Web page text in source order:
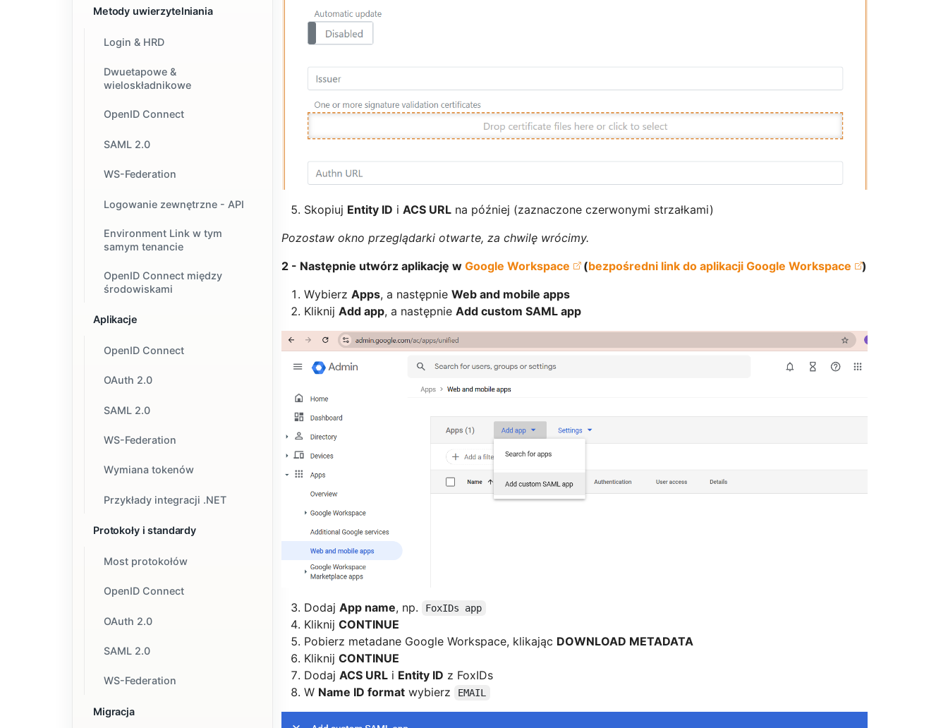
Metody uwierzytelniania
Login & HRD
Dwuetapowe &
wieloskładnikowe
OpenID Connect
SAML 2.0
WS-Federation
Logowanie zewnętrzne - API
Environment Link w tym
samym tenancie
OpenID Connect między
środowiskami
Aplikacje
OpenID Connect
OAuth 2.0
SAML 2.0
WS-Federation
Wymiana tokenów
Przykłady integracji .NET
Protokoły i standardy
Most protokołów
OpenID Connect
OAuth 2.0
SAML 2.0
WS-Federation
Migracja
Skopiuj Entity ID i ACS URL na później (zaznaczone czerwonymi strzałkami)
Pozostaw okno przeglądarki otwarte, za chwilę wrócimy.
2 - Następnie utwórz aplikację w Google Workspace (bezpośredni link do aplikacji Google Workspace
)
Wybierz Apps, a następnie Web and mobile apps
Kliknij Add app, a następnie Add custom SAML app
Dodaj App name, np. FoxIDs app
Kliknij CONTINUE
Pobierz metadane Google Workspace, klikając DOWNLOAD METADATA
Kliknij CONTINUE
Dodaj ACS URL i Entity ID z FoxIDs
W Name ID format wybierz EMAIL